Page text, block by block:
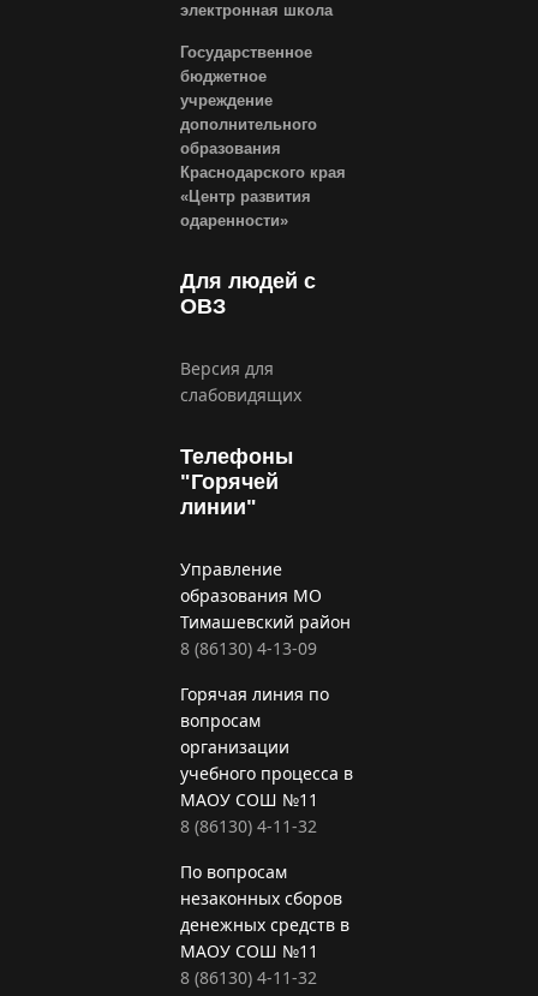
электронная школа
Государственное
бюджетное
учреждение
дополнительного
образования
Краснодарского края
«Центр развития
одаренности»
Для людей с
ОВЗ
Версия для
слабовидящих
Телефоны
"Горячей
линии"
Управление
образования МО
Тимашевский район
8 (86130) 4-13-09
Горячая линия по
вопросам
организации
учебного процесса в
МАОУ СОШ №11
8 (86130) 4-11-32
По вопросам
незаконных сборов
денежных средств в
МАОУ СОШ №11
8 (86130) 4-11-32